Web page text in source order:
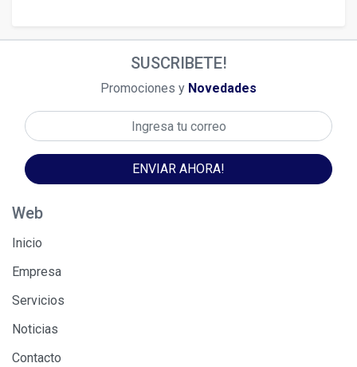
SUSCRIBETE!
Promociones y Novedades
ENVIAR AHORA!
Web
Inicio
Empresa
Servicios
Noticias
Contacto